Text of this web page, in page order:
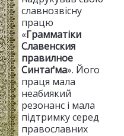
славнозвісну
працю
«Грамматіки
Славенския
правилное
Cинтаґма». Його
праця мала
неабиякий
резонанс і мала
підтримку серед
православних